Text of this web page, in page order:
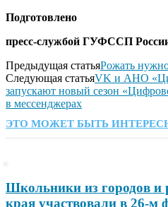
Подготовлено
пресс-службой ГУФССП
Предыдущая статьяРожать
Следующая статьяVK и АНО
запускают новый сезон
в мессенджерах
ЭТО МОЖЕТ БЫТЬ
Школьники из городов и
края участвовали в 26-м